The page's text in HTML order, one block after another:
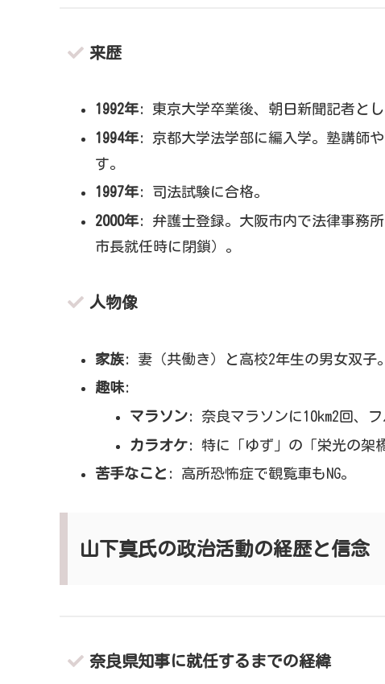
来歴
1992年: 東京大学卒業後、朝日新聞記者と
1994年: 京都大学法学部に編入学。塾講師
す。
1997年: 司法試験に合格。
2000年: 弁護士登録。大阪市内で法律事務
市長就任時に閉鎖）。
人物像
家族: 妻（共働き）と高校2年生の男女双子。
趣味:
マラソン: 奈良マラソンに10km2回、
カラオケ: 特に「ゆず」の「栄光の架
苦手なこと : 高所恐怖症で観覧車もNG。
山下真氏の政治活動の経歴と信念
奈良県知事に就任するまでの経緯